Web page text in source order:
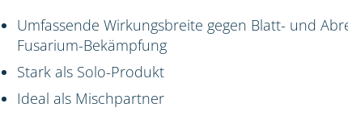
Umfassende Wirkungsbreite gegen Blatt- und
Fusarium-Bekämpfung
Stark als Solo-Produkt
Ideal als Mischpartner